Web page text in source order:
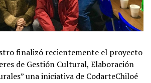
finalizó recientemente el proyecto
de Gestión Cultural, Elaboración
una iniciativa de CodarteChiloé